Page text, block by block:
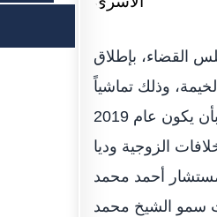
القضاء، بإطلاق
وذلك تماشياً
مع اعتماد صاحب السمو الشيخ خليفة بن زايد آل نهيان رئيس الدولة حفظه الله بأن يكون عام 2019
الزوجية وديا
أحمد محمد
سمو الشيخ محمد